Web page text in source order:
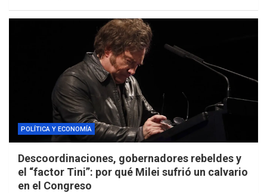
POLÍTICA Y ECONOMÍA
Descoordinaciones, gobernadores rebeldes y
el “factor Tini”: por qué Milei sufrió un calvario
en el Congreso